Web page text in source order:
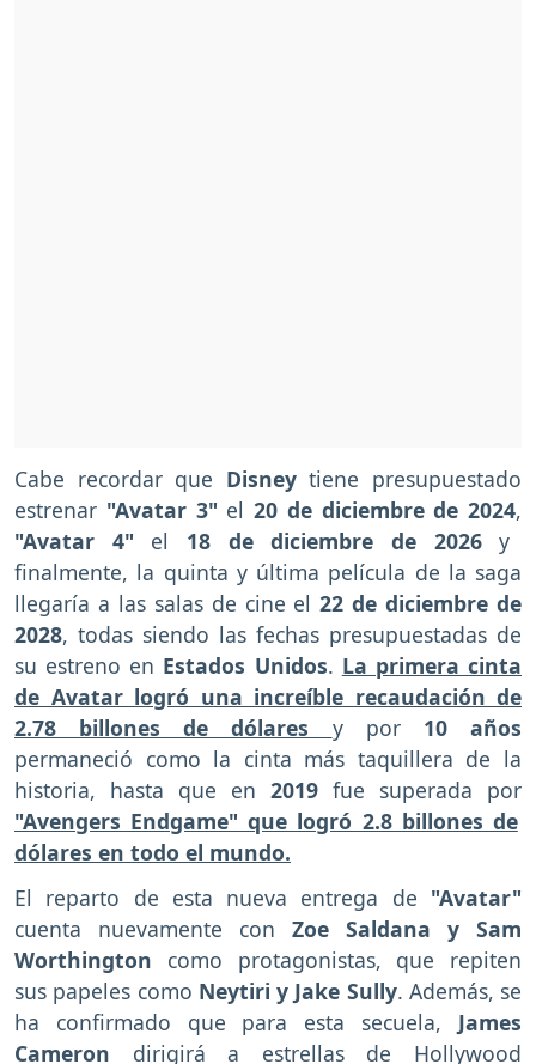
Cabe recordar que Disneytiene presupuestado
estrenar "Avatar 3" el 20 de diciembre de 2024,
"Avatar 4" el 18 de diciembre de 2026y
finalmente, la quinta y última película de la saga
llegaría a las salas de cine el22 de diciembre de
2028, todas siendo las fechas presupuestadas de
su estreno en Estados Unidos. La primera cinta
de Avatar logró una increíble recaudación de
2.78 billones de dólares y por 10 años
permaneció como la cinta más taquillera de la
historia, hasta que en 2019 fue superada por
"Avengers Endgame" que logró 2.8 billones de
dólares en todo el mundo.
El reparto de esta nueva entrega de "Avatar"
cuenta nuevamente con Zoe Saldana y Sam
Worthington como protagonistas, que repiten
sus papeles como Neytiri y Jake Sully. Además, se
ha confirmado que para esta secuela, James
Cameron dirigirá a estrellas de Hollywood